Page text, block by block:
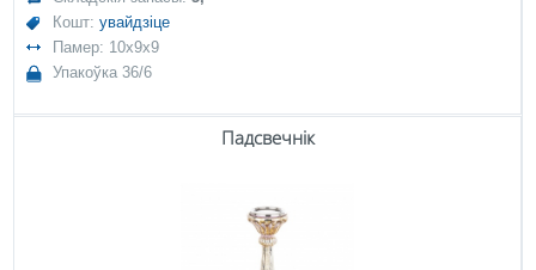
Кошт:увайдзіце
Памер: 10x9x9
Упакоўка 36/6
Падсвечнік